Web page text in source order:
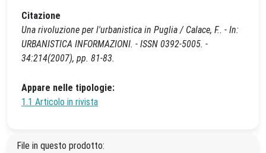
Citazione
Una rivoluzione per l'urbanistica in Puglia / Calace, F.. - In:
URBANISTICA INFORMAZIONI. - ISSN 0392-5005. -
34:214(2007), pp. 81-83.
Appare nelle tipologie:
1.1 Articolo in rivista
File in questo prodotto: